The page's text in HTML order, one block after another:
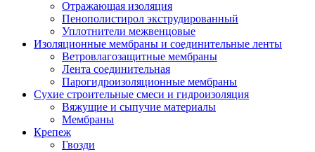
Отражающая изоляция
Пенополистирол экструдированный
Уплотнители межвенцовые
Изоляционные мембраны и соединительные ленты
Ветровлагозащитные мембраны
Лента соединительная
Парогидроизоляционные мембраны
Сухие строительные смеси и гидроизоляция
Вяжущие и сыпучие материалы
Мембраны
Крепеж
Гвозди